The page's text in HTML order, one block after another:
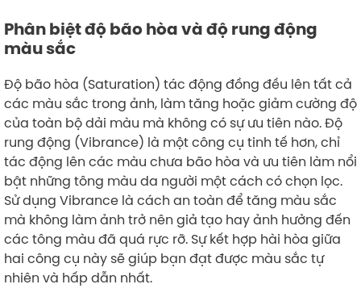
Phân biệt độ bão hòa và độ rung động
màu sắc
Độ bão hòa (Saturation) tác động đồng đều lên tất cả
các màu sắc trong ảnh, làm tăng hoặc giảm cường độ
của toàn bộ dải màu mà không có sự ưu tiên nào. Độ
rung động (Vibrance) là một công cụ tinh tế hơn, chỉ
tác động lên các màu chưa bão hòa và ưu tiên làm nổi
bật những tông màu da người một cách có chọn lọc.
Sử dụng Vibrance là cách an toàn để tăng màu sắc
mà không làm ảnh trở nên giả tạo hay ảnh hưởng đến
các tông màu đã quá rực rỡ. Sự kết hợp hài hòa giữa
hai công cụ này sẽ giúp bạn đạt được màu sắc tự
nhiên và hấp dẫn nhất.